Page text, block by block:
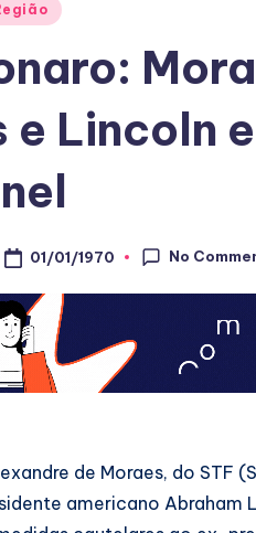
e Lincoln
01/01/1970 No
de Moraes, do STF
americano Abraham